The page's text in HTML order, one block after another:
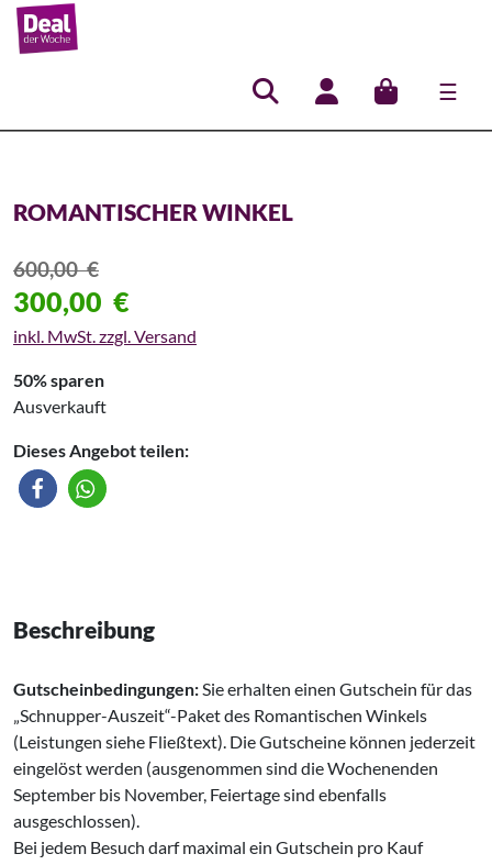
☰
Hauptnavigation
ROMANTISCHER WINKEL
600,00€
300,00 €
inkl. MwSt. zzgl. Versand
50% sparen
Ausverkauft
Dieses Angebot teilen:
Beschreibung
Gutscheinbedingungen: Sie erhalten einen Gutschein für das
„Schnupper-Auszeit“-Paket des Romantischen Winkels
(Leistungen siehe Fließtext). Die Gutscheine können jederzeit
eingelöst werden (ausgenommen sind die Wochenenden
September bis November, Feiertage sind ebenfalls
ausgeschlossen).
Bei jedem Besuch darf maximal ein Gutschein pro Kauf